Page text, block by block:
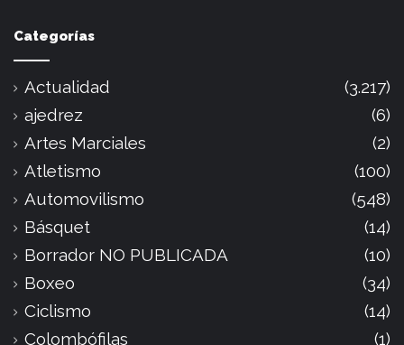
Categorías
Actualidad
(3.217)
ajedrez
(6)
Artes Marciales
(2)
Atletismo
(100)
Automovilismo
(548)
Básquet
(14)
Borrador NO PUBLICADA
(10)
Boxeo
(34)
Ciclismo
(14)
Colombófilas
(1)